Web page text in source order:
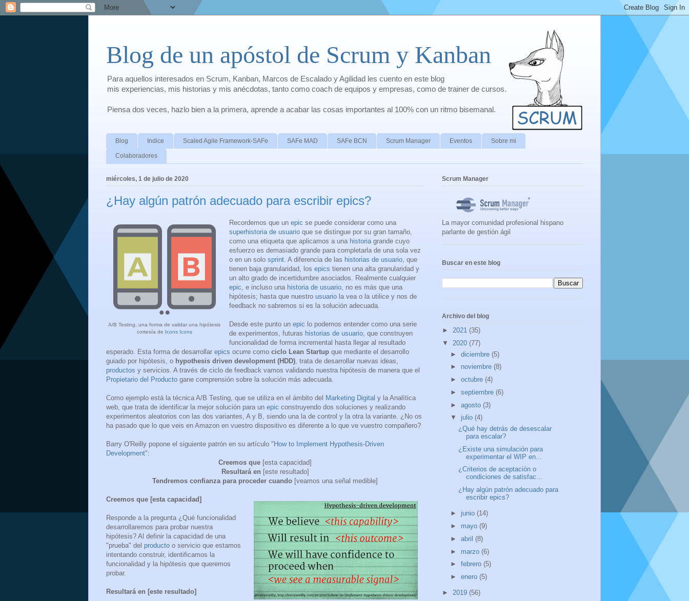
Blog de un apóstol de Scrum y Kanban
Para aquellos interesados en Scrum, Kanban, Marcos de Escalado y Agilidad les cuento en este blog
mis experiencias, mis historias y mis anécdotas, tanto como coach de equipos y empresas, como de trainer de cursos.
Piensa dos veces, hazlo bien a la primera, aprende a acabar las cosas importantes al 100% con un ritmo bisemanal.
Blog Indice Scaled Agile Framework-SAFe SAFe MAD SAFe BCN Scrum Manager Eventos Sobre mi
Colaboradores
miércoles, 1 de julio de 2020
¿Hay algún patrón adecuado para escribir epics?
A/B Testing, una forma de validar una hipótesis
cortesía de Icons Icons
Recordemos que un epic se puede considerar como una
superhistoria de usuario que se distingue por su gran tamaño,
como una etiqueta que aplicamos a una historia grande cuyo
esfuerzo es demasiado grande para completarla de una sola vez
o en un solo sprint . A diferencia de las historias de usuario , que
tienen baja granularidad, los epics tienen una alta granularidad y
un alto grado de incertidumbre asociados. Realmente cualquier
epic , e incluso una historia de usuario , no es más que una
hipótesis; hasta que nuestro usuario la vea o la utilice y nos de
feedback no sabremos si es la solución adecuada.
Desde este punto un epic lo podemos entender como una serie
de experimentos, futuras historias de usuario , que construyen
funcionalidad de forma incremental hasta llegar al resultado
esperado. Esta forma de desarrollar epics ocurre como ciclo Lean Startup que mediante el desarrollo
guiado por hipótesis, o hypothesis driven development (HDD) , trata de desarrollar nuevas ideas,
productos y servicios. A través de ciclo de feedback vamos validando nuestra hipótesis de manera que el
Propietario del Producto gane comprensión sobre la solución más adecuada.
Como ejemplo está la técnica A/B Testing, que se utiliza en el ámbito del Marketing Digital y la Analítica
web, que trata de identificar la mejor solución para un epic construyendo dos soluciones y realizando
experimentos aleatorios con las dos variantes, A y B, siendo una la de control y la otra la variante. ¿No os
ha pasado que lo que veis en Amazon en vuestro dispositivo es diferente a lo que ve vuestro compañero?
Barry O'Reilly popone el siguiente patrón en su artículo " How to Implement Hypothesis-Driven
Development":
Creemos que [esta capacidad]
Resultará en [este resultado]
Tendremos confianza para proceder cuando [veamos una señal medible]
Creemos que [esta capacidad]
Responde a la pregunta ¿Qué funcionalidad
desarrollaremos para probar nuestra
hipótesis? Al definir la capacidad de una
"prueba" del producto o servicio que estamos
intentando construir, identificamos la
funcionalidad y la hipótesis que queremos
probar.
Resultará en [este resultado]
Scrum Manager
La mayor comunidad profesional hispano
parlante de gestión ágil
Buscar en este blog
Archivo del blog
► 2021 (35)
▼ 2020 (77)
► diciembre (5)
► noviembre (8)
► octubre (4)
► septiembre (6)
► agosto (3)
▼ julio (4)
¿Qué hay detrás de desescalar
para escalar?
¿Existe una simulación para
experimentar el WIP en...
¿Criterios de aceptación o
condiciones de satisfac...
¿Hay algún patrón adecuado para
escribir epics?
► junio (14)
► mayo (9)
► abril (8)
► marzo (6)
► febrero (5)
► enero (5)
► 2019 (56)